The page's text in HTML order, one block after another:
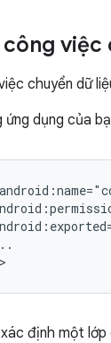
chuyển dữ
dụng của
định một